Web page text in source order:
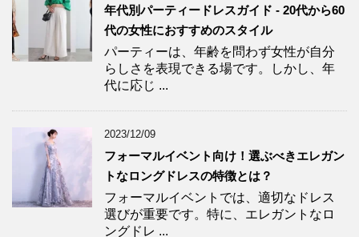
年代別パーティードレスガイド - 20代から60
代の女性におすすめのスタイル
パーティーは、年齢を問わず女性が自分
らしさを表現できる場です。しかし、年
代に応じ ...
2023/12/09
フォーマルイベント向け！選ぶべきエレガン
トなロングドレスの特徴とは？
フォーマルイベントでは、適切なドレス
選びが重要です。特に、エレガントなロ
ングドレ ...